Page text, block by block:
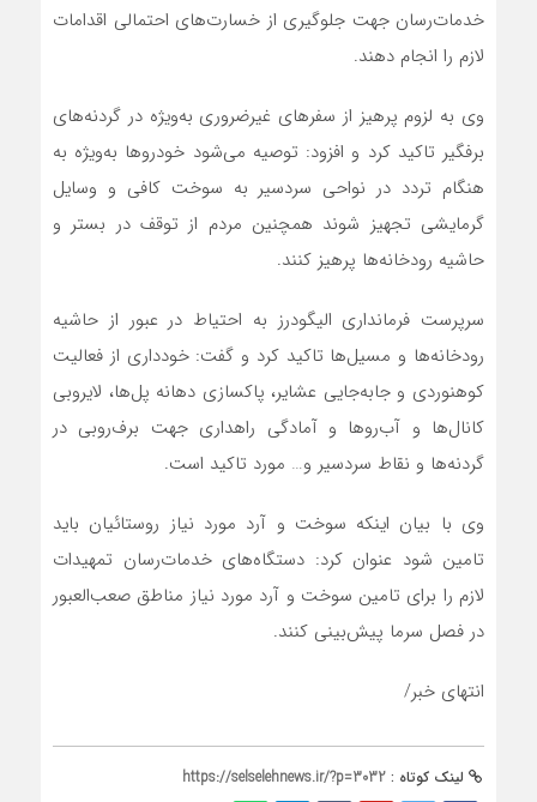
خدمات‌رسان جهت جلوگیری از خسارت‌های احتمالی اقدامات
لازم را انجام دهند.
وی به لزوم پرهیز از سفرهای غیرضروری به‌ویژه در گردنه‌های
برفگیر تاکید کرد و افزود: توصیه می‌شود خودروها به‌ویژه به
هنگام تردد در نواحی سردسیر به سوخت کافی و وسایل
گرمایشی تجهیز شوند همچنین مردم از توقف در بستر و
حاشیه رودخانه‌ها پرهیز کنند.
سرپرست فرمانداری الیگودرز به احتیاط در عبور از حاشیه
رودخانه‌ها و مسیل‌ها تاکید کرد و گفت: خودداری از فعالیت
کوهنوردی و جابه‌جایی عشایر، پاکسازی دهانه‌ پل‌ها، لایروبی
کانال‌ها و آب‌روها و آمادگی راهداری جهت بر‌ف‌روبی در
گردنه‌ها و نقاط سردسیر و… مورد تاکید است.
وی با بیان اینکه سوخت و آرد مورد نیاز روستائیان باید
تامین شود عنوان کرد: دستگاه‌های خدمات‌رسان تمهیدات
لازم را برای تامین سوخت و آرد مورد نیاز مناطق صعب‌العبور
در فصل سرما پیش‌بینی کنند.
انتهای خبر/
لینک کوتاه : https://selselehnews.ir/?p=3032